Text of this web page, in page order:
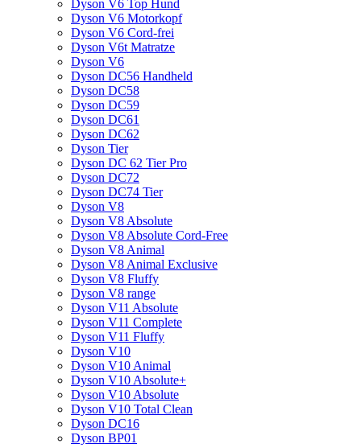
Dyson V6 Top Hund
Dyson V6 Motorkopf
Dyson V6 Cord-frei
Dyson V6t Matratze
Dyson V6
Dyson DC56 Handheld
Dyson DC58
Dyson DC59
Dyson DC61
Dyson DC62
Dyson Tier
Dyson DC 62 Tier Pro
Dyson DC72
Dyson DC74 Tier
Dyson V8
Dyson V8 Absolute
Dyson V8 Absolute Cord-Free
Dyson V8 Animal
Dyson V8 Animal Exclusive
Dyson V8 Fluffy
Dyson V8 range
Dyson V11 Absolute
Dyson V11 Complete
Dyson V11 Fluffy
Dyson V10
Dyson V10 Animal
Dyson V10 Absolute+
Dyson V10 Absolute
Dyson V10 Total Clean
Dyson DC16
Dyson BP01